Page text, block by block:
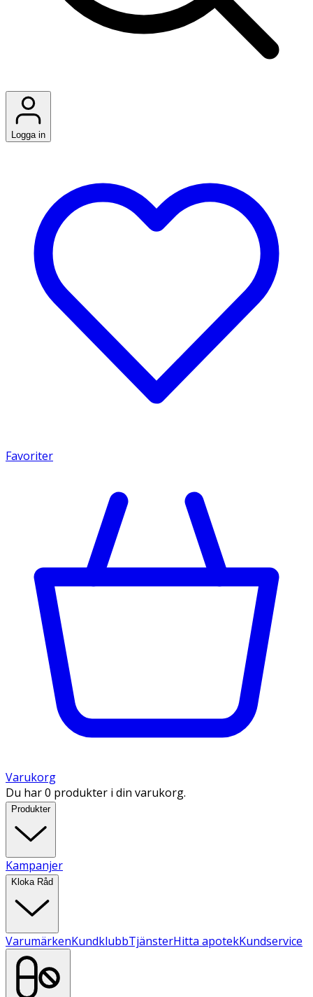
Logga in
Favoriter
Varukorg
Du har 0 produkter i din varukorg.
Produkter
Kampanjer
Kloka Råd
VarumärkenKundklubbTjänsterHitta apotekKundservice